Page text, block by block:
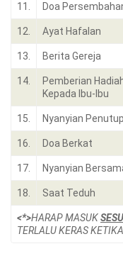
11. Doa
12. Ayat Hafalan
13. Berita Gereja
14.
Pemberian
Kepada Ibu-Ibu
15. Nyanyian
16. Doa Berkat
17. Nyanyian
18. Saat Teduh
<*>HARAP MASUK
TERLALU KERAS